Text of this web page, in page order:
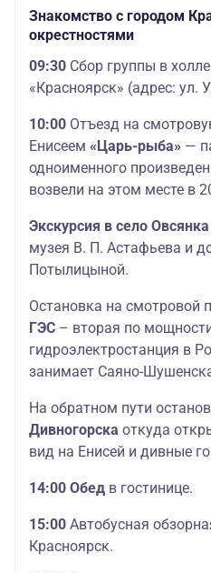
Знакомство с городом
окрестностями
09:30 Сбор группы в
«Красноярск» (адрес: ул.
10:00 Отъезд на
Енисеем «Царь-рыба» —
одноименного
возвели на этом месте в
Экскурсия в село Овсянка
музея В. П. Астафьева и
Потылицыной.
Остановка на смотровой
ГЭС – вторая по
гидроэлектростанция в
занимает Саяно-
На обратном пути
Дивногорска откуда
вид на Енисей и дивные
14:00 Обед в гостинице.
15:00 Автобусная
Красноярск.